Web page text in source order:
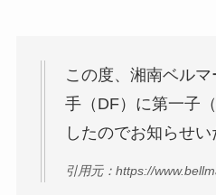
この度、湘南ベル
手（DF）に第一子
したのでお知らせい
引用元：https://